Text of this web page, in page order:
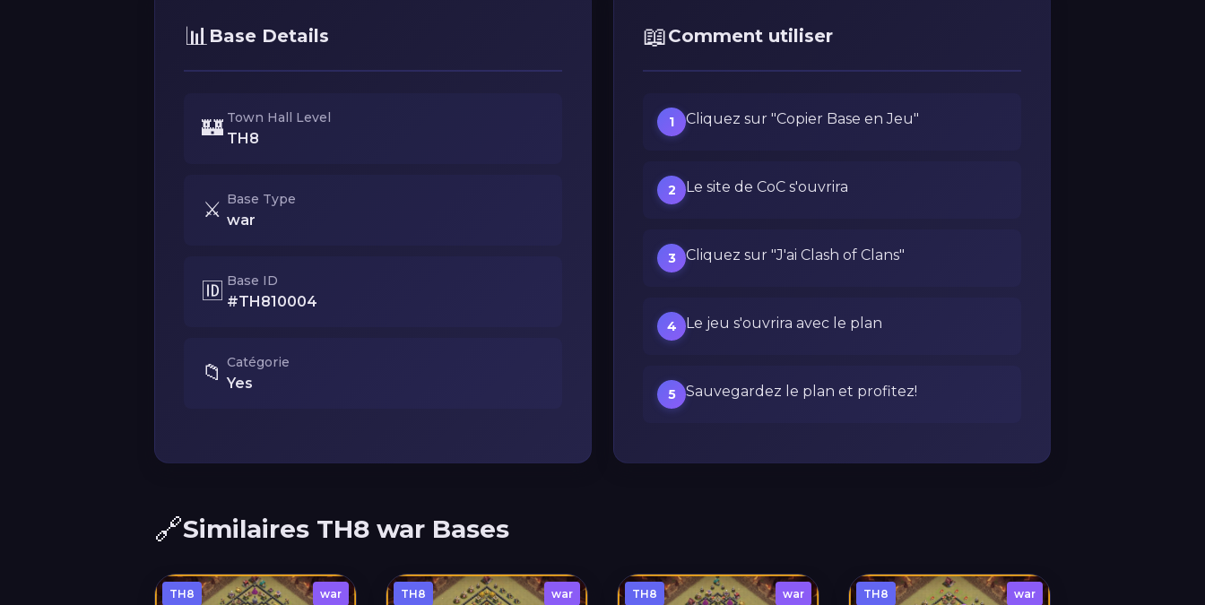
📊Base Details
🏰 Town Hall Level
TH8
⚔️ Base Type
war
🆔 Base ID
#TH810004
📁 Catégorie
Yes
📖Comment utiliser
1 Cliquez sur "Copier Base en Jeu"
2 Le site de CoC s'ouvrira
3 Cliquez sur "J'ai Clash of Clans"
4 Le jeu s'ouvrira avec le plan
5 Sauvegardez le plan et profitez!
🔗Similaires TH8 war Bases
TH8 war TH8 war TH8 war TH8 war